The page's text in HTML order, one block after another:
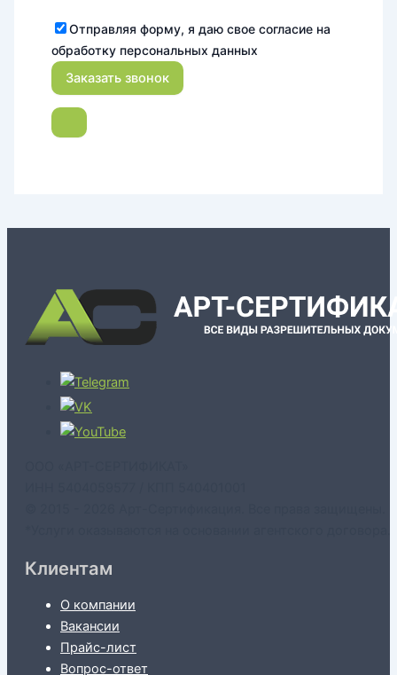
Отправляя форму, я даю свое согласие на
обработку персональных данных
Клиентам
О компании
Вакансии
Прайс-лист
Вопрос-ответ